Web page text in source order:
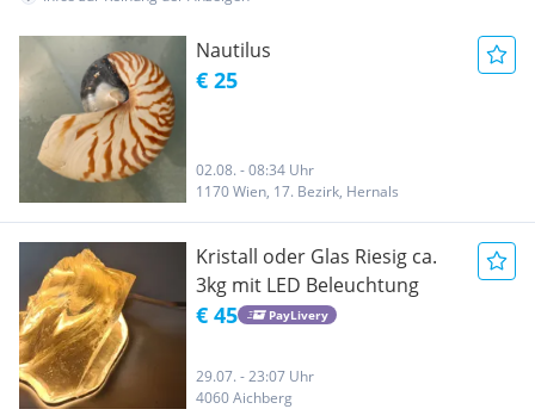
Nautilus
€ 25
02.08. - 08:34 Uhr
1170 Wien, 17. Bezirk, Hernals
Kristall oder Glas Riesig ca.
3kg mit LED Beleuchtung
€ 45 PayLivery
29.07. - 23:07 Uhr
4060 Aichberg